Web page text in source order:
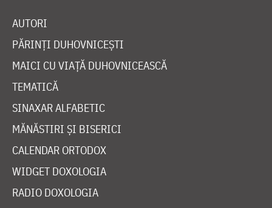
AUTORI
PĂRINȚI DUHOVNICEȘTI
MAICI CU VIAȚĂ DUHOVNICEASCĂ
TEMATICĂ
SINAXAR ALFABETIC
MĂNĂSTIRI ȘI BISERICI
CALENDAR ORTODOX
WIDGET DOXOLOGIA
RADIO DOXOLOGIA